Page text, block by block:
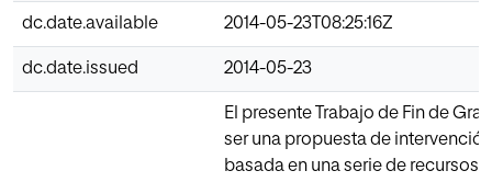
dc.date.available 2014-05-23T08:25:16Z
dc.date.issued 2014-05-23
El presente Trabajo de Fin de
ser una propuesta de
basada en una serie de recursos,